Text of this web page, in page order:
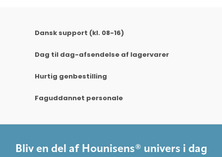
Dansk support (kl. 08-16)
Dag til dag-afsendelse af lagervarer
Hurtig genbestilling
Faguddannet personale
Bliv en del af Hounisens® univers i dag